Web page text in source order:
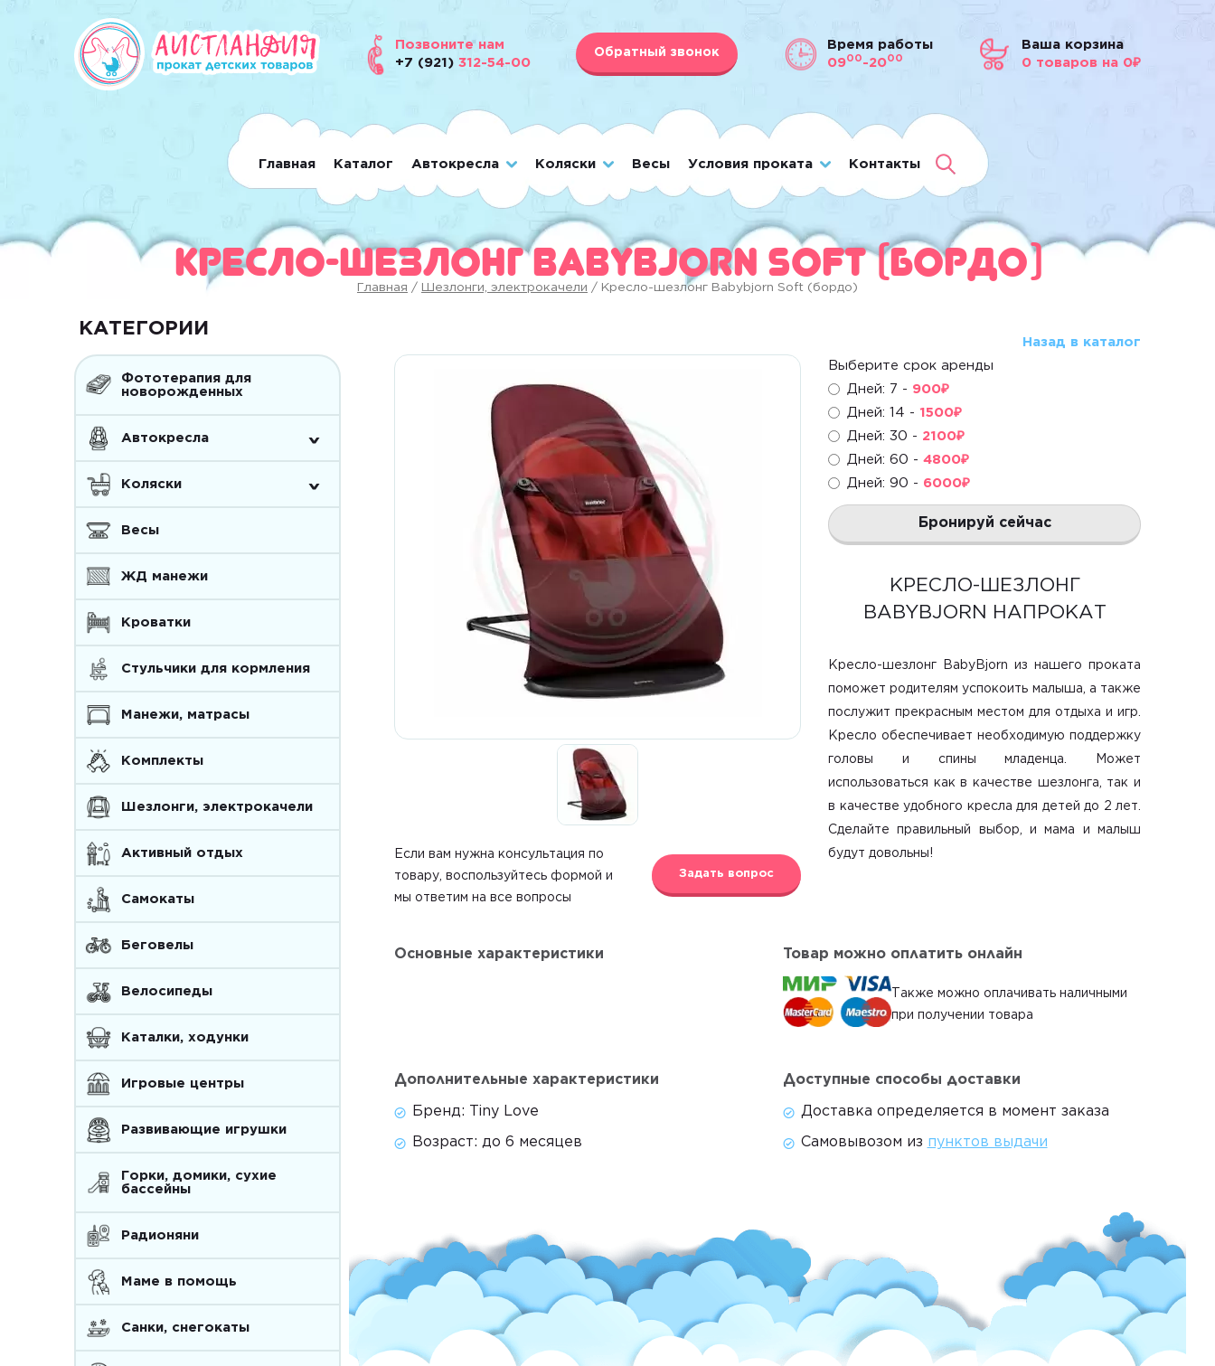
Позвоните нам
+7 (921)312-54-00
Обратный звонок
Время работы
0900 -2000
Ваша корзина
0 товаров на 0₽
Главная Каталог Автокресла Коляски Весы Условия проката Контакты
Кресло-шезлонг Babybjorn Soft (бордо)
Главная / Шезлонги, электрокачели / Кресло-шезлонг Babybjorn Soft (бордо)
КАТЕГОРИИ
Фототерапия для
новорожденных
Автокресла ^
Коляски ^
Весы
ЖД манежи
Кроватки
Стульчики для кормления
Манежи, матрасы
Комплекты
Шезлонги, электрокачели
Активный отдых
Самокаты
Беговелы
Велосипеды
Каталки, ходунки
Игровые центры
Развивающие игрушки
Горки, домики, сухие
бассейны
Радионяни
Маме в помощь
Санки, снегокаты
Назад в каталог
Если вам нужна консультация по
товару, воспользуйтесь формой и
мы ответим на все вопросы
Задать вопрос
Выберите срок аренды
Дней: 7 - 900₽
Дней: 14 - 1500₽
Дней: 30 - 2100₽
Дней: 60 - 4800₽
Дней: 90 - 6000₽
Бронируй сейчас
КРЕСЛО-ШЕЗЛОНГ
BABYBJORN НАПРОКАТ
Кресло-шезлонг BabyBjorn из нашего проката
поможет родителям успокоить малыша, а также
послужит прекрасным местом для отдыха и игр.
Кресло обеспечивает необходимую поддержку
головы и спины младенца. Может
использоваться как в качестве шезлонга, так и
в качестве удобного кресла для детей до 2 лет.
Сделайте правильный выбор, и мама и малыш
будут довольны!
Основные характеристики Товар можно оплатить онлайн
Также можно оплачивать наличными
при получении товара
Дополнительные характеристики
Бренд: Tiny Love
Возраст: до 6 месяцев
Доступные способы доставки
Доставка определяется в момент заказа
Самовывозом из пунктов выдачи